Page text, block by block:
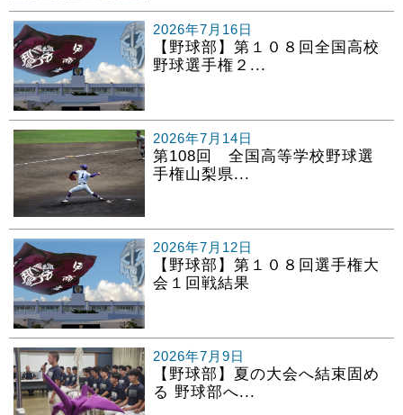
2026年7月16日
【野球部】第１０８回全国高校
野球選手権２...
2026年7月14日
第108回 全国高等学校野球選
手権山梨県...
2026年7月12日
【野球部】第１０８回選手権大
会１回戦結果
2026年7月9日
【野球部】夏の大会へ結束固め
る 野球部へ...